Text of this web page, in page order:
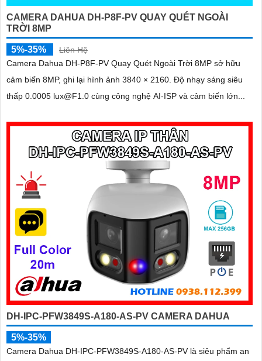
CAMERA DAHUA DH-P8F-PV QUAY QUÉT NGOÀI
TRỜI 8MP
5%-35%
Liên Hệ
Camera Dahua DH-P8F-PV Quay Quét Ngoài Trời 8MP sở hữu
cảm biến 8MP, ghi lại hình ảnh 3840 × 2160. Độ nhạy sáng siêu
thấp 0.0005 lux@F1.0 cùng công nghệ AI-ISP và cảm biến lớn...
DH-IPC-PFW3849S-A180-AS-PV CAMERA DAHUA
5%-35%
Camera Dahua DH-IPC-PFW3849S-A180-AS-PV là siêu phẩm an